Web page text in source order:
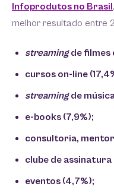
Infoprodutos no Brasil
melhor resultado entre
streamingde filmes
cursos on-line
streamingde
e-books (7,9%);
consultoria,
clube de assinatura
eventos (4,7%);